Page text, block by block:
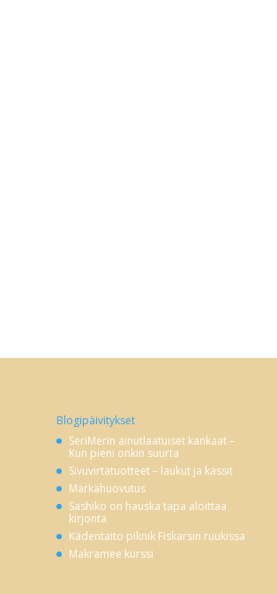
Blogipäivitykset
SeriMerin ainutlaatuiset kankaat –
Kun pieni onkin suurta
Sivuvirtatuotteet – laukut ja kassit
Märkähuovutus
Sashiko on hauska tapa aloittaa
kirjonta
Kädentaito piknik Fiskarsin ruukissa
Makramee kurssi